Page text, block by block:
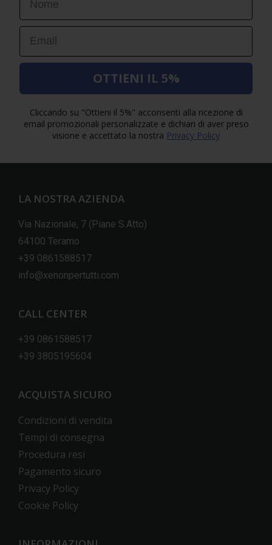
Email
OTTIENI IL 5%
Cliccando su "Ottieni il 5%" acconsenti alla ricezione di
email promozionali personalizzate e dichiari di aver preso
visione e accettato la nostra Privacy Policy
LA NOSTRA AZIENDA
Via Nazionale, 7 (Piane S.Atto)
64100 Teramo
+39 0861588517
info@xenonpertutti.com
CALL CENTER
+39 0861588517
+39 3805195604
ACQUISTA SICURO
Condizioni di vendita
Tempi di consegna
Procedura resi
Pagamento sicuro
Privacy Policy
Cookie Policy